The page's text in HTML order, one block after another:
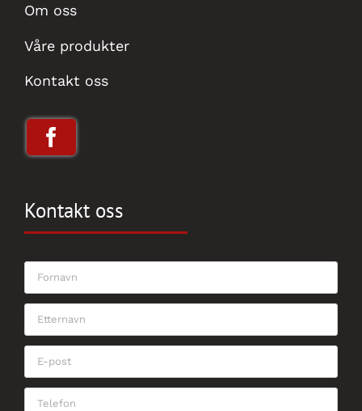
Om oss
Våre produkter
Kontakt oss
Kontakt oss